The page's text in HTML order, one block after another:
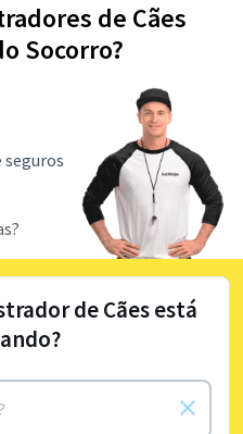
de Cães
Socorro?
de Cães está